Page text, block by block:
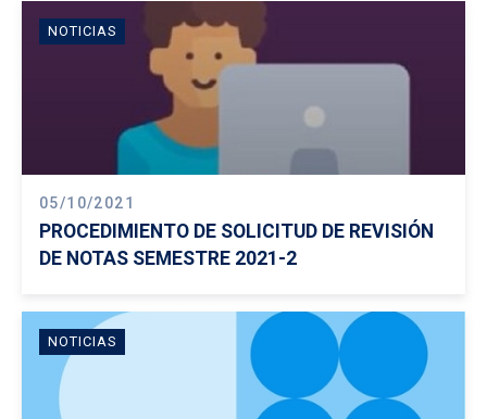
NOTICIAS
05/10/2021
PROCEDIMIENTO DE SOLICITUD DE REVISIÓN
DE NOTAS SEMESTRE 2021-2
NOTICIAS